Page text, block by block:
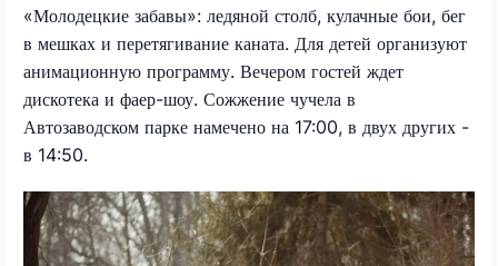
«Молодецкие забавы»: ледяной столб, кулачные бои, бег
в мешках и перетягивание каната. Для детей организуют
анимационную программу. Вечером гостей ждет
дискотека и фаер-шоу. Сожжение чучела в
Автозаводском парке намечено на 17:00, в двух других -
в 14:50.